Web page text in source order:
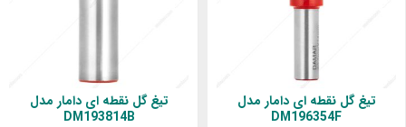
تیغ گل نقطه ای دامار مدل
DM196354F
تیغ گل نقطه ای دامار مدل
DM193814B